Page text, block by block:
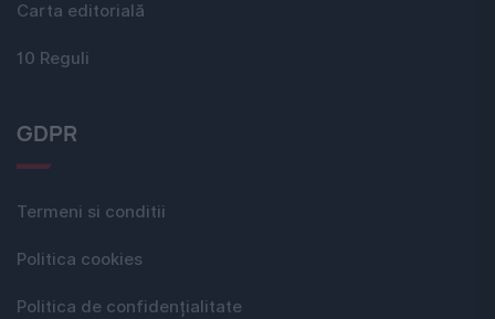
Carta editorială
10 Reguli
GDPR
Termeni si conditii
Politica cookies
Politica de confidențialitate